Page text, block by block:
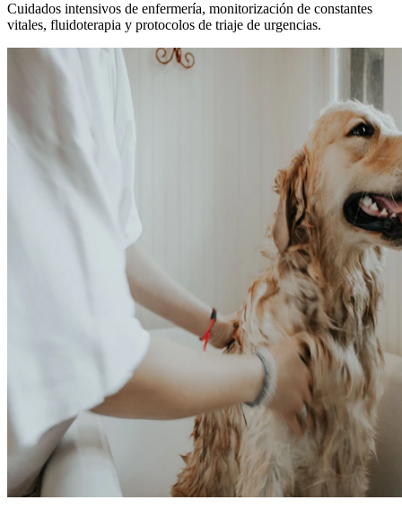
Cuidados intensivos de enfermería, monitorización de constantes
vitales, fluidoterapia y protocolos de triaje de urgencias.